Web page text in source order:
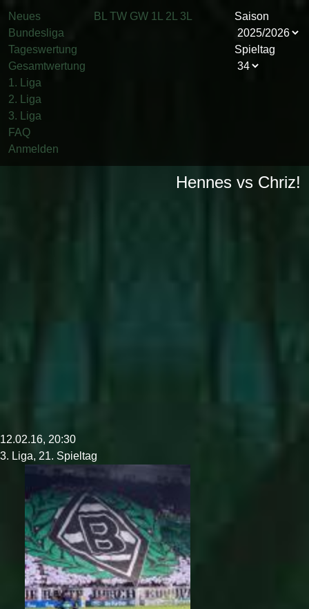
Neues
Bundesliga
Tageswertung
Gesamtwertung
1. Liga
2. Liga
3. Liga
FAQ
Anmelden
BL TW GW 1L 2L 3L Saison
Spieltag
Hennes vs Chriz!
12.02.16, 20:30
3. Liga, 21. Spieltag